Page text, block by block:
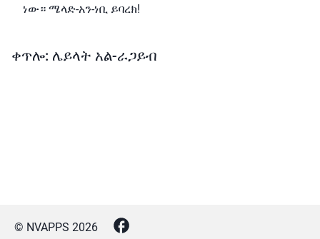
ነው። ሜላድ-አን-ነቢ ይባረክ!
ቀጥሎ: ሌይላት አል-ራጋይብ
© NVAPPS 2026